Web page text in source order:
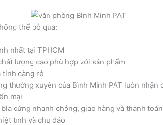
thể bỏ qua:
nhất tại TPHCM
lượng cao phù hợp với sản phẩm
tính càng rẻ
thường xuyên của Bình Minh PAT luôn nhận
mại
cứng nhanh chóng, giao hàng và thanh
tình và chu đáo